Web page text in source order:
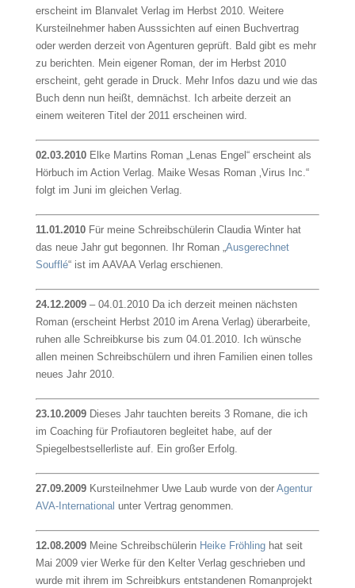
erscheint im Blanvalet Verlag im Herbst 2010. Weitere
Kursteilnehmer haben Ausssichten auf einen Buchvertrag
oder werden derzeit von Agenturen geprüft. Bald gibt es mehr
zu berichten. Mein eigener Roman, der im Herbst 2010
erscheint, geht gerade in Druck. Mehr Infos dazu und wie das
Buch denn nun heißt, demnächst. Ich arbeite derzeit an
einem weiteren Titel der 2011 erscheinen wird.
02.03.2010Elke Martins Roman „Lenas Engel“ erscheint als
Hörbuch im Action Verlag. Maike Wesas Roman ‚Virus Inc.“
folgt im Juni im gleichen Verlag.
11.01.2010Für meine Schreibschülerin Claudia Winter hat
das neue Jahr gut begonnen. Ihr Roman „ Ausgerechnet
Soufflé“ ist im AAVAA Verlag erschienen.
24.12.2009– 04.01.2010 Da ich derzeit meinen nächsten
Roman (erscheint Herbst 2010 im Arena Verlag) überarbeite,
ruhen alle Schreibkurse bis zum 04.01.2010. Ich wünsche
allen meinen Schreibschülern und ihren Familien einen tolles
neues Jahr 2010.
23.10.2009Dieses Jahr tauchten bereits 3 Romane, die ich
im Coaching für Profiautoren begleitet habe, auf der
Spiegelbestsellerliste auf. Ein großer Erfolg.
27.09.2009Kursteilnehmer Uwe Laub wurde von der Agentur
AVA-International unter Vertrag genommen.
12.08.2009Meine Schreibschülerin Heike Fröhlinghat seit
Mai 2009 vier Werke für den Kelter Verlag geschrieben und
wurde mit ihrem im Schreibkurs entstandenen Romanprojekt